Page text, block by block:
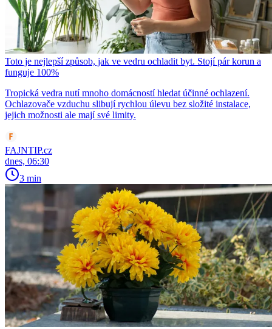
Toto je nejlepší způsob, jak ve vedru ochladit byt. Stojí pár korun a
funguje 100%
Tropická vedra nutí mnoho domácností hledat účinné ochlazení.
Ochlazovače vzduchu slibují rychlou úlevu bez složité instalace,
jejich možnosti ale mají své limity.
FAJNTIP.cz
dnes, 06:30
3 min